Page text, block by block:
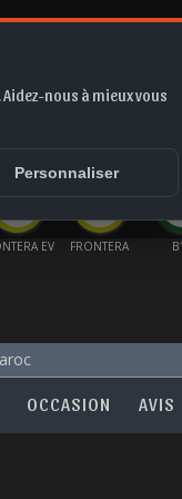
nous à mieux vous
Personnaliser
B10
OCCASION AVIS